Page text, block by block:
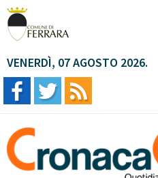
VENERDÌ, 07 AGOSTO 2026.